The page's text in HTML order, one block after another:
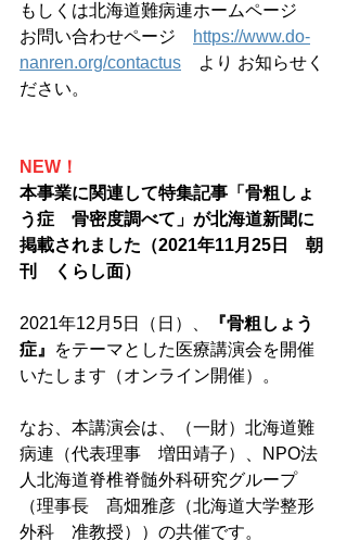
もしくは北海道難病連ホームページ
お問い合わせページ
https://www.do-
nanren.org/contactus より お知らせく
ださい。
NEW！
本事業に関連して特集記事「骨粗しょ
う症　骨密度調べて」が北海道新聞に
掲載されました（2021年11月25日　朝
刊　くらし面）
2021年12月5日（日）、
『骨粗しょう
症』
をテーマとした医療講演会を開催
いたします（オンライン開催）。
なお、本講演会は、（一財）北海道難
病連（代表理事　増田靖子）、NPO法
人北海道脊椎脊髄外科研究グループ
（理事長　髙畑雅彦（北海道大学整形
外科　准教授））の共催です。